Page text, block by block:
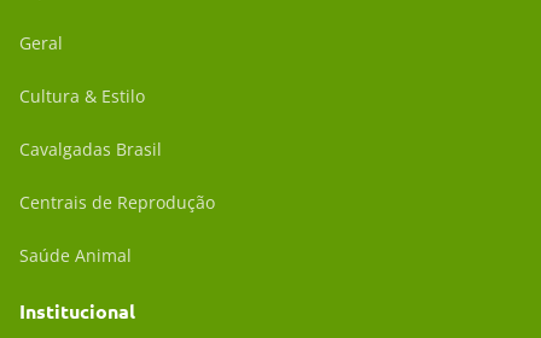
Geral
Cultura & Estilo
Cavalgadas Brasil
Centrais de Reprodução
Saúde Animal
Institucional